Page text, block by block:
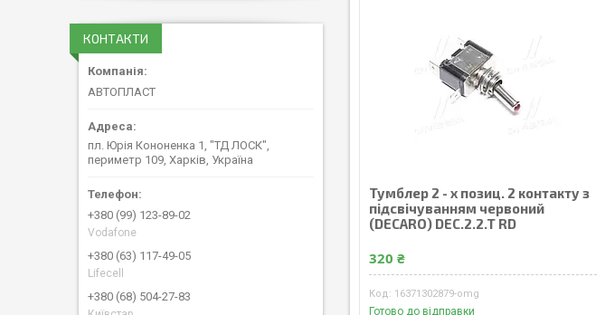
Тумблер 2 - х позиц. 2 контакту з
підсвічуванням червоний
(DECARO) DEC.2.2.T RD
320 ₴
16371302879-omg
Готово до відправки
КОНТАКТИ
АВТОПЛАСТ
пл. Юрія Кононенка 1, "ТД ЛОСК",
периметр 109, Харків, Україна
+380 (99) 123-89-02
Vodafone
+380 (63) 117-49-05
Lifecell
+380 (68) 504-27-83